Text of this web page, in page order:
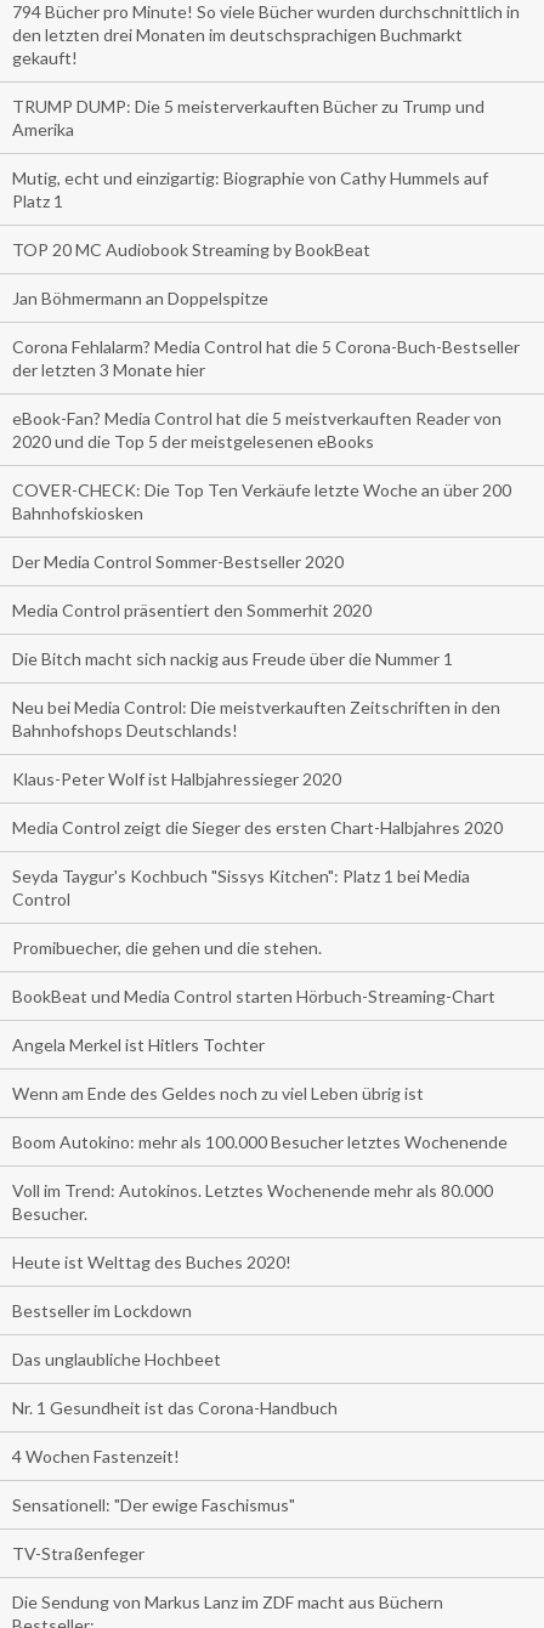
794 Bücher pro Minute! So viele Bücher wurden durchschnittlich in
den letzten drei Monaten im deutschsprachigen Buchmarkt
gekauft!
TRUMP DUMP: Die 5 meisterverkauften Bücher zu Trump und
Amerika
Mutig, echt und einzigartig: Biographie von Cathy Hummels auf
Platz 1
TOP 20 MC Audiobook Streaming by BookBeat
Jan Böhmermann an Doppelspitze
Corona Fehlalarm? Media Control hat die 5 Corona-Buch-Bestseller
der letzten 3 Monate hier
eBook-Fan? Media Control hat die 5 meistverkauften Reader von
2020 und die Top 5 der meistgelesenen eBooks
COVER-CHECK: Die Top Ten Verkäufe letzte Woche an über 200
Bahnhofskiosken
Der Media Control Sommer-Bestseller 2020
Media Control präsentiert den Sommerhit 2020
Die Bitch macht sich nackig aus Freude über die Nummer 1
Neu bei Media Control: Die meistverkauften Zeitschriften in den
Bahnhofshops Deutschlands!
Klaus-Peter Wolf ist Halbjahressieger 2020
Media Control zeigt die Sieger des ersten Chart-Halbjahres 2020
Seyda Taygur's Kochbuch "Sissys Kitchen": Platz 1 bei Media
Control
Promibuecher, die gehen und die stehen.
BookBeat und Media Control starten Hörbuch-Streaming-Chart
Angela Merkel ist Hitlers Tochter
Wenn am Ende des Geldes noch zu viel Leben übrig ist
Boom Autokino: mehr als 100.000 Besucher letztes Wochenende
Voll im Trend: Autokinos. Letztes Wochenende mehr als 80.000
Besucher.
Heute ist Welttag des Buches 2020!
Bestseller im Lockdown
Das unglaubliche Hochbeet
Nr. 1 Gesundheit ist das Corona-Handbuch
4 Wochen Fastenzeit!
Sensationell: "Der ewige Faschismus"
TV-Straßenfeger
Die Sendung von Markus Lanz im ZDF macht aus Büchern